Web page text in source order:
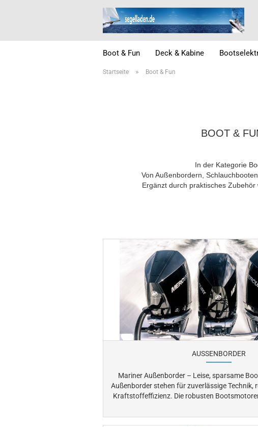
Boot & Fun Deck & Kabine
Startseite » Boot & Fun
BOOT &
In der Kategorie
Von Außenbordern,
Ergänzt durch praktisches
AUSSENBORDER
Mariner Außenborder – Leise, sparsame
Außenborder stehen für zuverlässige Technik,
Kraftstoffeffizienz. Die robusten Bootsmotoren aus dem Brunswick
überzeugen durch moderne 4-Takt-Technologie. Vom